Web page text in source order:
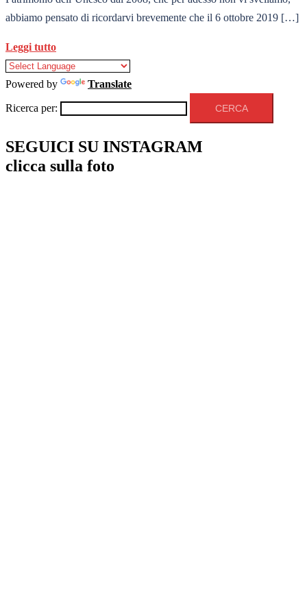
abbiamo pensato di ricordarvi brevemente che il 6 ottobre 2019 […]
Leggi tutto
Powered by Translate
Ricerca per:
SEGUICI SU INSTAGRAM
clicca sulla foto